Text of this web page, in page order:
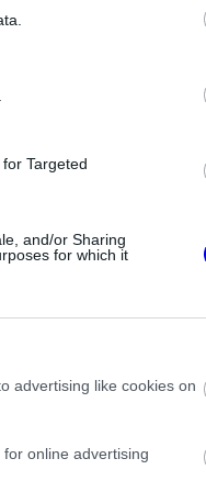
Targeted
and/or Sharing
for which it
advertising like cookies on
online advertising
az Aston Martinnal